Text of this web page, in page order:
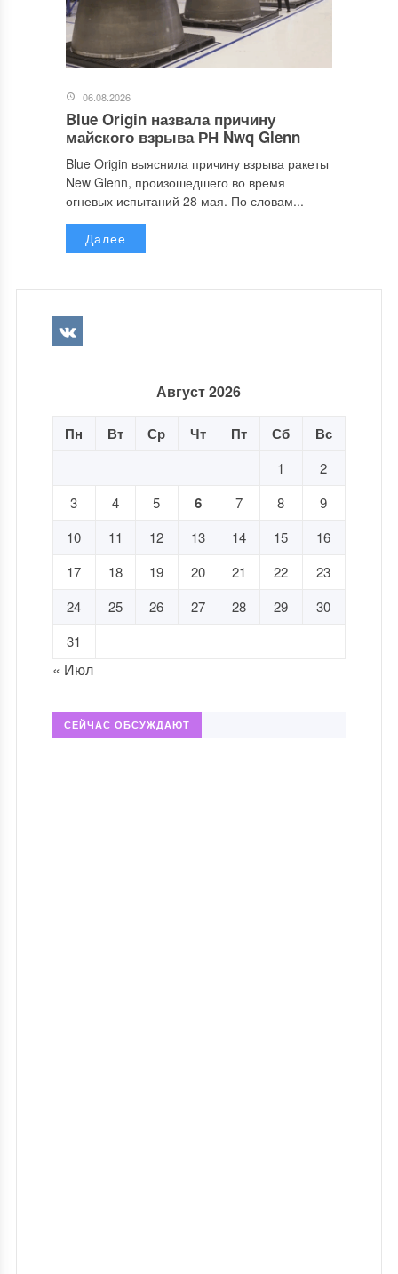
06.08.2026
Blue Origin назвала причину
майского взрыва РН Nwq Glenn
Blue Origin выяснила причину взрыва ракеты
New Glenn, произошедшего во время
огневых испытаний 28 мая. По словам...
Далее
Август 2026
Пн Вт Ср Чт Пт Сб Вс
1
2
3
4 5 6 7 8
9
10
11 12 13 14 15
16
17
18 19 20 21 22
23
24
25 26 27 28 29
30
31
« Июл
СЕЙЧАС ОБСУЖДАЮТ